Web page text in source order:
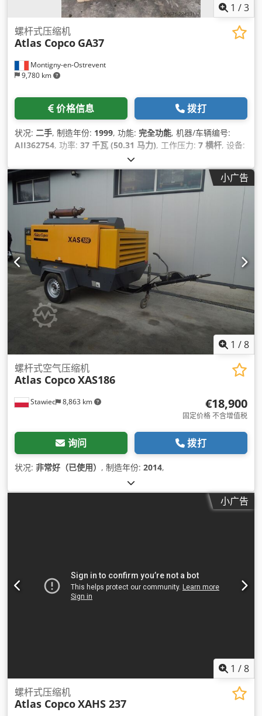
1 /3
Montigny-en-Ostrevent
9,780 km
螺杆式压缩机
Atlas Copco GA37
价格信息 拨打
状况: 二手, 制造年份: 1999, 功能: 完全功能, 机器/车辆编号:
AII362754, 功率: 37 千瓦 (50.31 马力), 工作压力: 7 横杆, 设备:
压缩机, 压缩空气系统, 铭牌可用,
小广告
1 /8
Stawiec 8,863 km
螺杆式空气压缩机
Atlas CopcoXAS186
€18,900
固定价格 不含增值税
询问 拨打
状况: 非常好（已使用） , 制造年份: 2014,
小广告
1 /8
螺杆式压缩机
Atlas CopcoXAHS 237